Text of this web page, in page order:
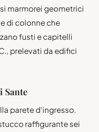
marmorei geometrici
di colonne che
fusti e capitelli
prelevati da edifici
Sante
parete d'ingresso.
raffigurante sei